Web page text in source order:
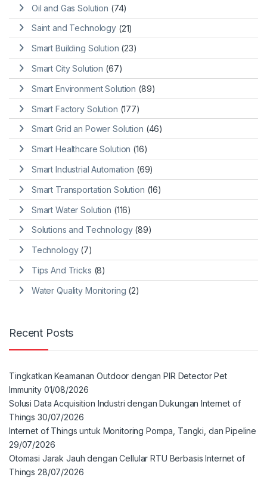
Oil and Gas Solution (74)
Saint and Technology (21)
Smart Building Solution (23)
Smart City Solution (67)
Smart Environment Solution (89)
Smart Factory Solution (177)
Smart Grid an Power Solution (46)
Smart Healthcare Solution (16)
Smart Industrial Automation (69)
Smart Transportation Solution (16)
Smart Water Solution (116)
Solutions and Technology(89)
Technology(7)
Tips And Tricks (8)
Water Quality Monitoring (2)
Recent Posts
Tingkatkan Keamanan Outdoor dengan PIR Detector Pet
Immunity 01/08/2026
Solusi Data Acquisition Industri dengan Dukungan Internet of
Things 30/07/2026
Internet of Things untuk Monitoring Pompa, Tangki, dan Pipeline
29/07/2026
Otomasi Jarak Jauh dengan Cellular RTU Berbasis Internet of
Things 28/07/2026